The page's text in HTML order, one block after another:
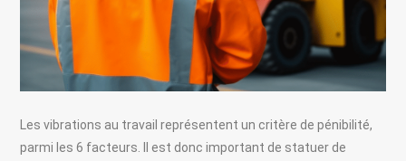
Les vibrations au travail représentent un critère de pénibilité,
parmi les 6 facteurs. Il est donc important de statuer de